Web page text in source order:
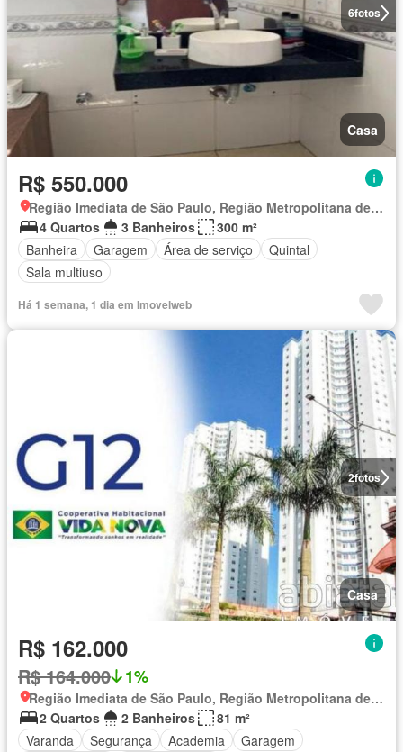
6fotos
Casa
R$ 550.000
Região Imediata de São Paulo, Região Metropolitana de São Paulo
4 Quartos
3 Banheiros
300 m²
Banheira
Garagem Área de serviço
Quintal
Sala multiuso
Há 1 semana, 1 dia em Imovelweb
2fotos
Casa
R$ 162.000
R$ 164.000 1%
Região Imediata de São Paulo, Região Metropolitana de São Paulo
2 Quartos
2 Banheiros
81 m²
Varanda
Segurança Academia
Garagem